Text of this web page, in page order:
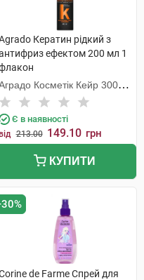
Кератин рідкий з
ефектом 200 мл 1
Косметік Кейр 3000
С.Л.У.
Є в наявності
213.00 149.10 грн
КУПИТИ
de Farme Спрей для